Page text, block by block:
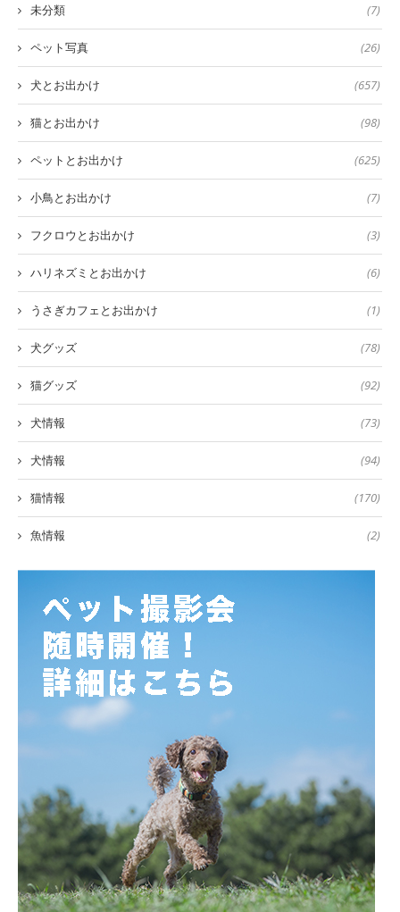
未分類 (7)
ペット写真 (26)
犬とお出かけ (657)
猫とお出かけ (98)
ペットとお出かけ (625)
小鳥とお出かけ (7)
フクロウとお出かけ (3)
ハリネズミとお出かけ (6)
うさぎカフェとお出かけ (1)
犬グッズ (78)
猫グッズ (92)
犬情報 (73)
犬情報 (94)
猫情報 (170)
魚情報 (2)